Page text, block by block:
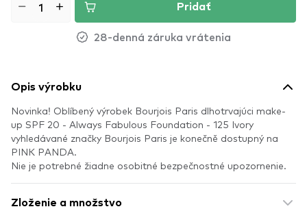
Pridať
28-denná záruka vrátenia
Opis výrobku
Novinka! Oblíbený výrobek Bourjois Paris dlhotrvajúci make-
up SPF 20 - Always Fabulous Foundation - 125 Ivory
vyhledávané značky Bourjois Paris je konečně dostupný na
PINK PANDA.
Nie je potrebné žiadne osobitné bezpečnostné upozornenie.
Zloženie a množstvo